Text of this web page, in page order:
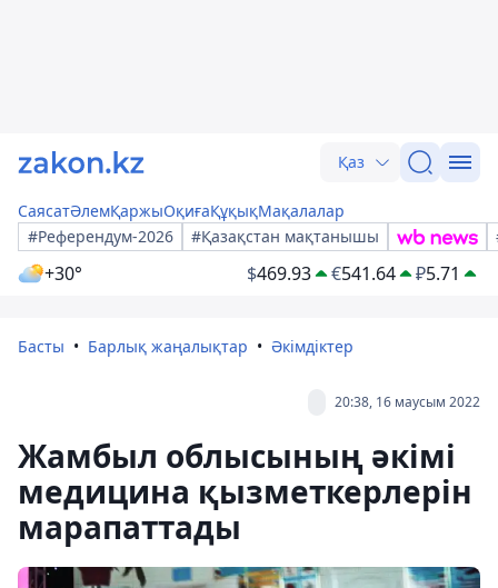
Қаз
СаясатӘлемҚаржыОқиғаҚұқықМақалалар
#Референдум-2026
#Қазақстан мақтанышы
+30° $469.93 €541.64 ₽5.71
Басты Барлық жаңалықтар Әкімдіктер
20:38, 16 маусым 2022
Жамбыл облысының әкімі
медицина қызметкерлерін
марапаттады